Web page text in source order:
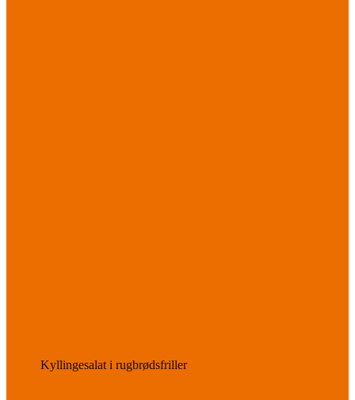
Kyllingesalat i rugbrødsfriller